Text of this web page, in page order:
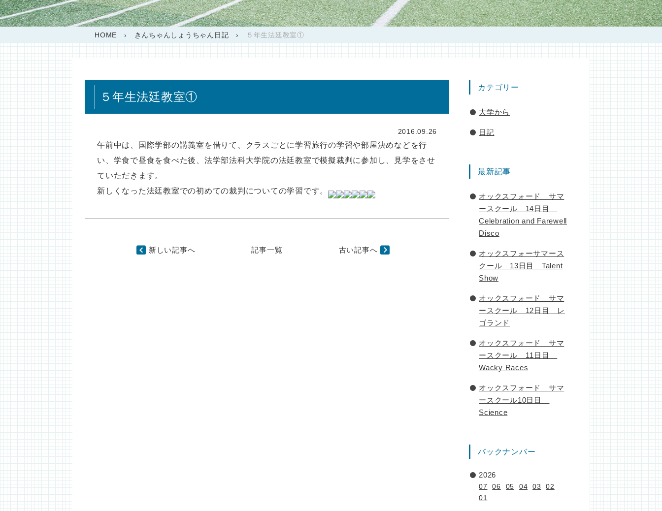
HOME › きんちゃんしょうちゃん日記 › ５年生法廷教室①
５年生法廷教室①
2016.09.26
午前中は、国際学部の講義室を借りて、クラスごとに学習旅行の学習や部屋決めなどを行
い、学食で昼食を食べた後、法学部法科大学院の法廷教室で模擬裁判に参加し、見学をさせ
ていただきます。
新しくなった法廷教室での初めての裁判についての学習です。
新しい記事へ 記事一覧 古い記事へ
カテゴリー
大学から
日記
最新記事
オックスフォード サマ
ースクール 14日目
Celebration and Farewell
Disco
オックスフォーサマース
クール 13日目 Talent
Show
オックスフォード サマ
ースクール 12日目 レ
ゴランド
オックスフォード サマ
ースクール 11日目
Wacky Races
オックスフォード サマ
ースクール10日目
Science
バックナンバー
2026
07 06 05 04 03
02
01